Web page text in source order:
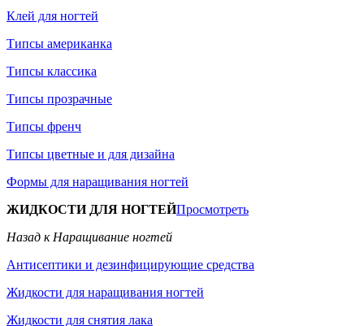
Клей для ногтей
Типсы американка
Типсы классика
Типсы прозрачные
Типсы френч
Типсы цветные и для дизайна
Формы для наращивания ногтей
ЖИДКОСТИ ДЛЯ НОГТЕЙПросмотреть
Назад к Наращивание ногтей
Антисептики и дезинфицирующие средства
Жидкости для наращивания ногтей
Жидкости для снятия лака